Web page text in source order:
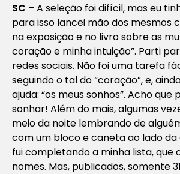
SC – A seleção foi difícil, mas eu
para isso lancei mão dos mesmos
na exposição e no livro sobre as
coração e minha intuição”. Parti
redes sociais. Não foi uma tarefa
seguindo o tal do “coração”, e,
ajuda: “os meus sonhos”. Acho que
sonhar! Além do mais, algumas
meio da noite lembrando de
com um bloco e caneta ao lado da
fui completando a minha lista, que
nomes. Mas, publicados, somente